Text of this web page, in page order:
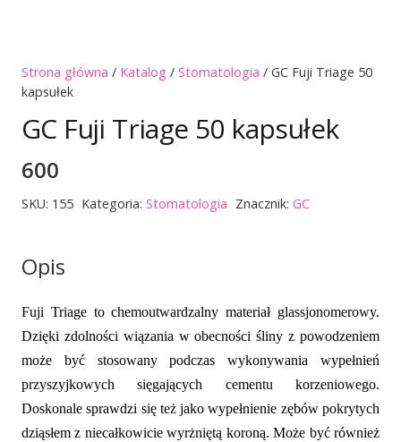
Strona główna / Katalog / Stomatologia / GC Fuji Triage 50
kapsułek
GC Fuji Triage 50 kapsułek
600
SKU: 155 Kategoria: Stomatologia Znacznik: GC
Opis
Fuji Triage to chemoutwardzalny materiał glassjonomerowy.
Dzięki zdolności wiązania w obecności śliny z powodzeniem
może być stosowany podczas wykonywania wypełnień
przyszyjkowych sięgających cementu korzeniowego.
Doskonale sprawdzi się też jako wypełnienie zębów pokrytych
dziąsłem z niecałkowicie wyrżniętą koroną. Może być również